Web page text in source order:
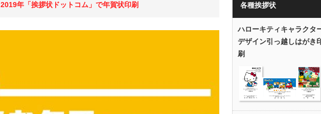
2019年「挨拶状ドットコム」で年賀状印刷 各種挨拶状
ハローキティキャラクタ
デザイン引っ越しはがき
刷